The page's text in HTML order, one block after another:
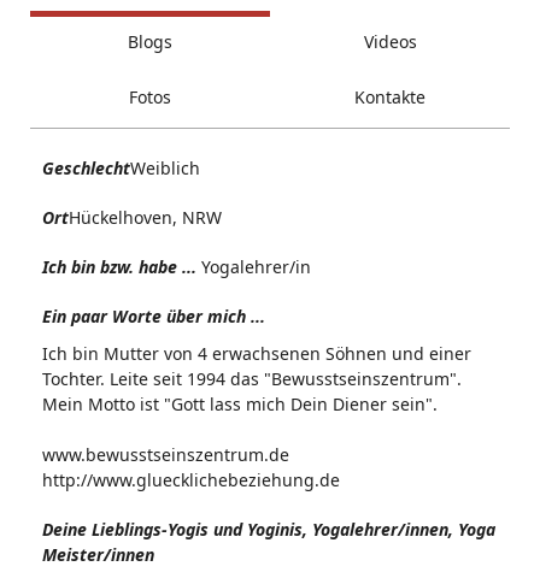
Blogs Videos
Fotos Kontakte
GeschlechtWeiblich
OrtHückelhoven, NRW
Ich bin bzw. habe ... Yogalehrer/in
Ein paar Worte über mich ...
Ich bin Mutter von 4 erwachsenen Söhnen und einer
Tochter. Leite seit 1994 das "Bewusstseinszentrum".
Mein Motto ist "Gott lass mich Dein Diener sein".
www.bewusstseinszentrum.de
http://www.gluecklichebeziehung.de
Deine Lieblings-Yogis und Yoginis, Yogalehrer/innen, Yoga
Meister/innen